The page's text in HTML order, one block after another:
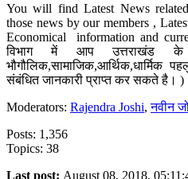
You will find Latest News
those news by our members ,
Economical information and
विभाग में आप उत्तराखंड के
संबंधित जानकारी प्राप्त कर सकते है। )
Moderators: Rajendra Joshi,नवीन
Posts: 1,356
Topics: 38
Last post: August 08, 2018,